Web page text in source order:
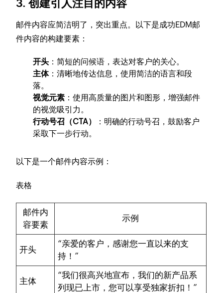
3. 创建引人注目的内容
邮件内容应简洁明了，突出重点。以下是成功EDM邮
件内容的构建要素：
开头 ：简短的问候语，表达对客户的关心。
主体：清晰地传达信息，使用简洁的语言和段
落。
视觉元素 ：使用高质量的图片和图形，增强邮件
的视觉吸引力。
行动号召（CTA）
：明确的行动号召，鼓励客户
采取下一步行动。
以下是一个邮件内容示例：
表格
邮件内
容要素
示例
开头
“亲爱的客户，感谢您一直以来的支
持！”
主体
“我们很高兴地宣布，我们的新产品系
列现已上市，您可以享受独家折扣！”